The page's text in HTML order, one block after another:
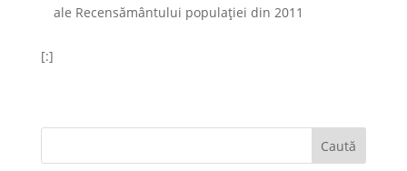
ale Recensământului populației din 2011
[:]
Caută